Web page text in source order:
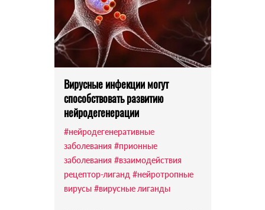
Вирусные инфекции могут
способствовать развитию
нейродегенерации
#нейродегенеративные
заболевания #прионные
заболевания #взаимодействия
рецептор-лиганд #нейротропные
вирусы #вирусные лиганды